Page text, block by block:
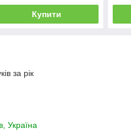
Купити
за рік
Україна